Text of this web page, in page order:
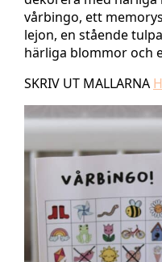
vårbingo, ett
lejon, en stående
härliga blommor och
SKRIV UT MALLARNA